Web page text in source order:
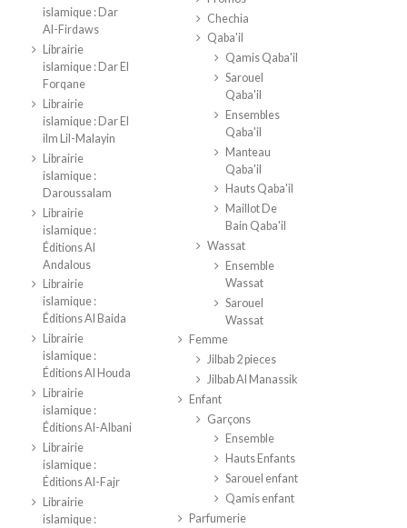
islamique : Dar
Al-Firdaws
Librairie
islamique : Dar El
Forqane
Librairie
islamique : Dar El
ilm Lil-Malayin
Librairie
islamique :
Daroussalam
Librairie
islamique :
Éditions Al
Andalous
Librairie
islamique :
Éditions Al Baida
Librairie
islamique :
Éditions Al Houda
Librairie
islamique :
Éditions Al-Albani
Librairie
islamique :
Éditions Al-Fajr
Librairie
islamique :
Chechia
Qaba'il
Qamis Qaba'il
Sarouel
Qaba'il
Ensembles
Qaba'il
Manteau
Qaba'il
Hauts Qaba'il
Maillot De
Bain Qaba'il
Wassat
Ensemble
Wassat
Sarouel
Wassat
Femme
Jilbab 2 pieces
Jilbab Al Manassik
Enfant
Garçons
Ensemble
Hauts Enfants
Sarouel enfant
Qamis enfant
Parfumerie